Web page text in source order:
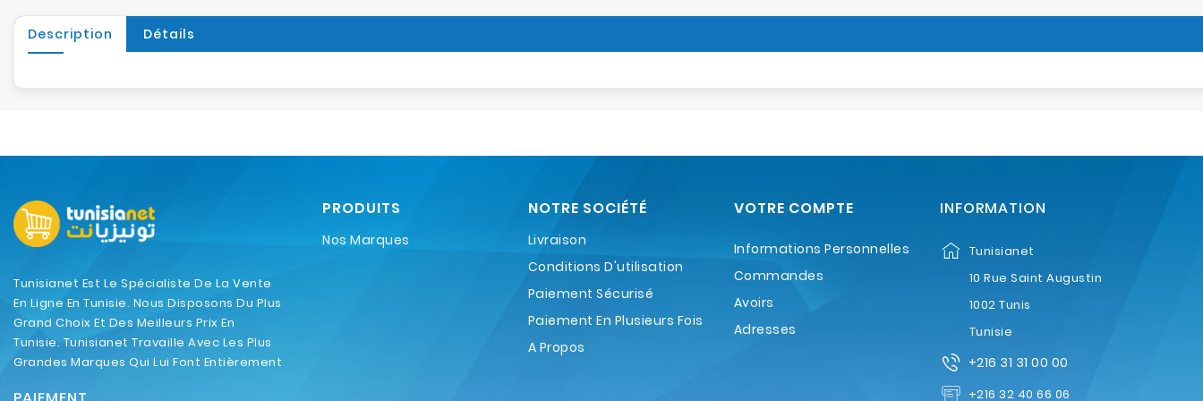
Description Détails
Tunisianet Est Le Spécialiste De La Vente
En Ligne En Tunisie. Nous Disposons Du Plus
Grand Choix Et Des Meilleurs Prix En
Tunisie. Tunisianet Travaille Avec Les Plus
Grandes Marques Qui Lui Font Entièrement
PRODUITS
Nos Marques
NOTRE SOCIÉTÉ
Livraison
Conditions D'utilisation
Paiement Sécurisé
Paiement En Plusieurs Fois
A Propos
VOTRE COMPTE
Informations Personnelles
Commandes
Avoirs
Adresses
INFORMATION
Tunisianet
10 Rue Saint Augustin
1002 Tunis
Tunisie
+216 31 31 00 00
+216 32 40 66 06